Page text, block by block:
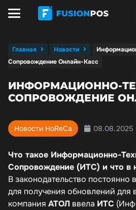
Главная Новости
Сопровождение Онлайн-Касс
ИНФОРМАЦИОННО-
СОПРОВОЖДЕНИЕ
Новости HoReCa 08.08.2025
Что такое Информационно-
Сопровождение (ИТС) и что в
В законодательство постоянно
для получения обновлений для
компания АТОЛ ввела ИТС